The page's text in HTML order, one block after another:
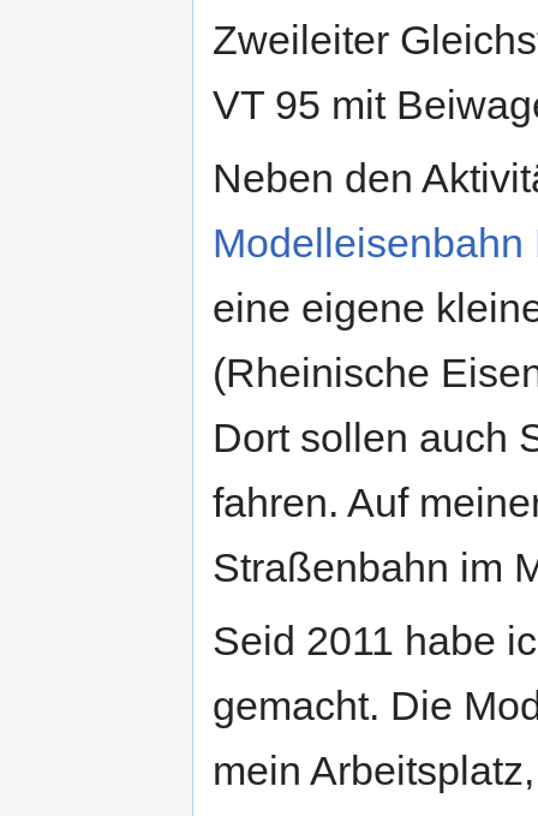
Zweileiter
VT 95 mit
Neben den
eine eigene
(Rheinische
Dort sollen auch
fahren. Auf
Straßenbahn im
Seid 2011 habe
gemacht. Die
mein